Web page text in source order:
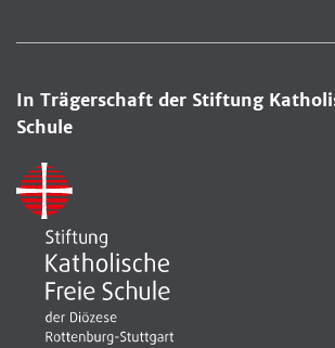
In Trägerschaft der Stiftung
Schule